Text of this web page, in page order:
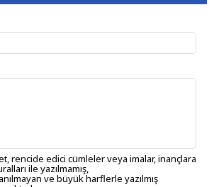
rencide edici cümleler veya imalar, inançlara
ile yazılmamış,
ve büyük harflerle yazılmış